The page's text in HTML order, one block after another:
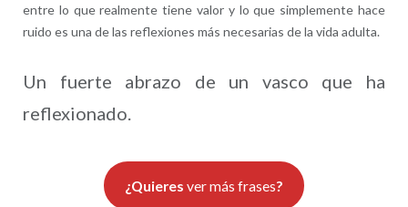
entre lo que realmente tiene valor y lo que simplemente hace
ruido es una de las reflexiones más necesarias de la vida adulta.
Un fuerte abrazo de un vasco que ha
reflexionado.
¿Quieres ver más frases?